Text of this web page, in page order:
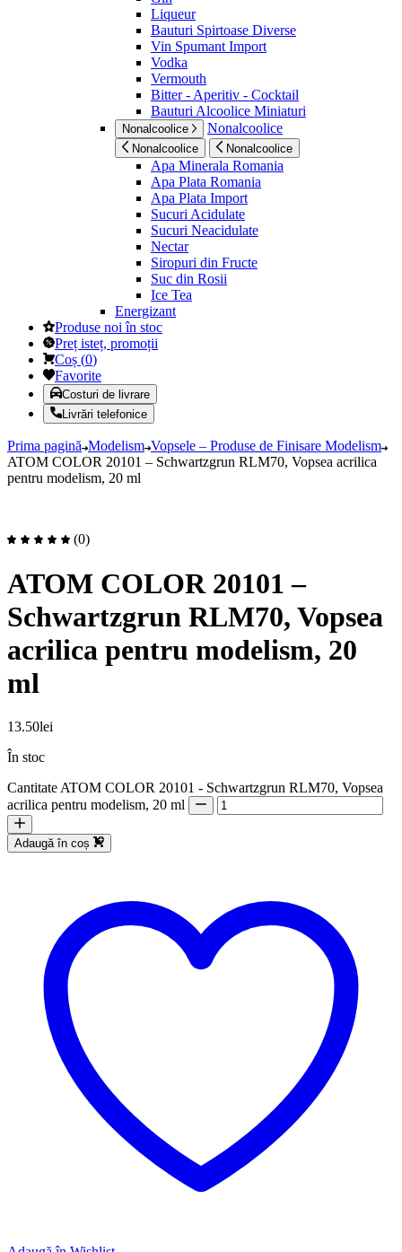
Liqueur
Bauturi Spirtoase Diverse
Vin Spumant Import
Vodka
Vermouth
Bitter - Aperitiv - Cocktail
Bauturi Alcoolice Miniaturi
Nonalcoolice Nonalcoolice
Nonalcoolice Nonalcoolice
Apa Minerala Romania
Apa Plata Romania
Apa Plata Import
Sucuri Acidulate
Sucuri Neacidulate
Nectar
Siropuri din Fructe
Suc din Rosii
Ice Tea
Energizant
Produse noi în stoc
Preț isteț, promoții
Coș (0)
Favorite
Costuri de livrare
Livrări telefonice
Prima pagină Modelism Vopsele – Produse de Finisare Modelism
ATOM COLOR 20101 – Schwartzgrun RLM70, Vopsea acrilica
pentru modelism, 20 ml
(0)
ATOM COLOR 20101 –
Schwartzgrun RLM70, Vopsea
acrilica pentru modelism, 20
ml
13.50lei
În stoc
Cantitate ATOM COLOR 20101 - Schwartzgrun RLM70, Vopsea
acrilica pentru modelism, 20 ml
Adaugă în coș